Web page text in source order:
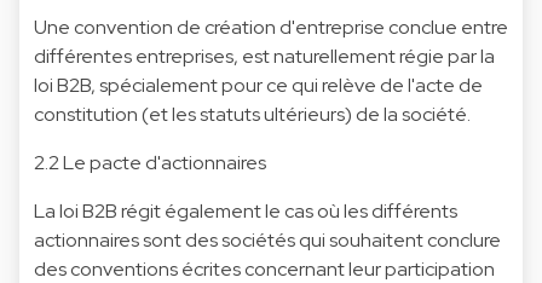
Une convention de création d'entreprise conclue entre
différentes entreprises, est naturellement régie par la
loi B2B, spécialement pour ce qui relève de l'acte de
constitution (et les statuts ultérieurs) de la société.
2.2 Le pacte d'actionnaires
La loi B2B régit également le cas où les différents
actionnaires sont des sociétés qui souhaitent conclure
des conventions écrites concernant leur participation